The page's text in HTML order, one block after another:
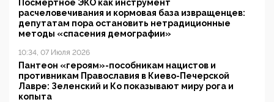
Посмертное ЭКО как инструмент
расчеловечивания и кормовая база извращенцев:
депутатам пора остановить нетрадиционные
методы «спасения демографии»
10:34, 07 Июля 2026
Пантеон «героям»-пособникам нацистов и
противникам Православия в Киево-Печерской
Лавре: Зеленский и Ко показывают миру рога и
копыта